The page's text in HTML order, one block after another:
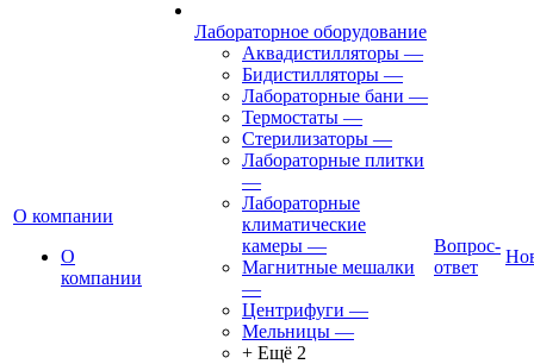
О компании
О
компании
Лабораторное оборудование
Аквадистилляторы —
Бидистилляторы —
Лабораторные бани —
Термостаты —
Стерилизаторы —
Лабораторные плитки
—
Лабораторные
климатические
камеры —
Магнитные мешалки
—
Центрифуги —
Мельницы —
+ Ещё 2
Вопрос-
ответ